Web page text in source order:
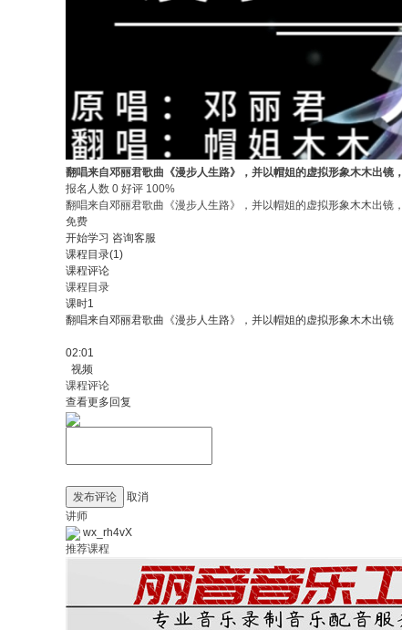
翻唱来自邓丽君歌曲《漫步人生路》，并以帽姐的虚拟形象木木出镜，
报名人数 0 好评 100%
翻唱来自邓丽君歌曲《漫步人生路》，并以帽姐的虚拟形象木木出镜，
免费
开始学习 咨询客服
课程目录(1)
课程评论
课程目录
课时1
翻唱来自邓丽君歌曲《漫步人生路》，并以帽姐的虚拟形象木木出镜
02:01
视频
课程评论
查看更多回复
发布评论
取消
讲师
wx_rh4vX
推荐课程